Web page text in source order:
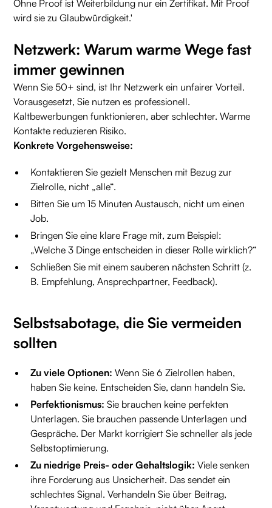
Ohne Proof ist Weiterbildung nur ein Zertifikat. Mit Proof
wird sie zu Glaubwürdigkeit.'
Netzwerk: Warum warme Wege fast
immer gewinnen
Wenn Sie 50+ sind, ist Ihr Netzwerk ein unfairer Vorteil.
Vorausgesetzt, Sie nutzen es professionell.
Kaltbewerbungen funktionieren, aber schlechter. Warme
Kontakte reduzieren Risiko.
Konkrete Vorgehensweise:
Kontaktieren Sie gezielt Menschen mit Bezug zur
Zielrolle, nicht „alle“.
Bitten Sie um 15 Minuten Austausch, nicht um einen
Job.
Bringen Sie eine klare Frage mit, zum Beispiel:
„Welche 3 Dinge entscheiden in dieser Rolle wirklich?“
Schließen Sie mit einem sauberen nächsten Schritt (z.
B. Empfehlung, Ansprechpartner, Feedback).
Selbstsabotage, die Sie vermeiden
sollten
Zu viele Optionen: Wenn Sie 6 Zielrollen haben,
haben Sie keine. Entscheiden Sie, dann handeln Sie.
Perfektionismus: Sie brauchen keine perfekten
Unterlagen. Sie brauchen passende Unterlagen und
Gespräche. Der Markt korrigiert Sie schneller als jede
Selbstoptimierung.
Zu niedrige Preis- oder Gehaltslogik: Viele senken
ihre Forderung aus Unsicherheit. Das sendet ein
schlechtes Signal. Verhandeln Sie über Beitrag,